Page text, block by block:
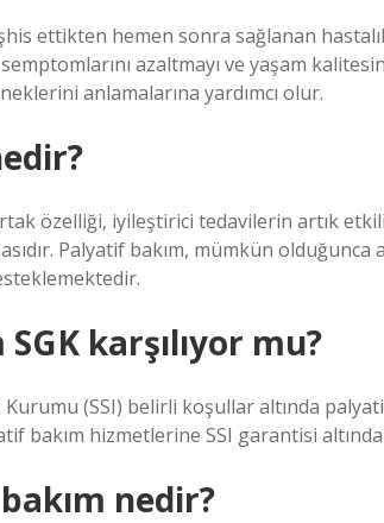
ettikten hemen sonra sağlanan
azaltmayı ve yaşam
anlamalarına yardımcı olur.
özelliği, iyileştirici tedavilerin artık
Palyatif bakım, mümkün olduğunca
karşılıyor mu?
Kurumu (SSI) belirli koşullar altında
bakım hizmetlerine SSI garantisi
nedir?